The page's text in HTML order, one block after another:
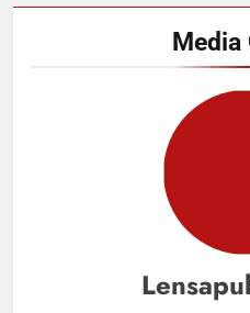
Media